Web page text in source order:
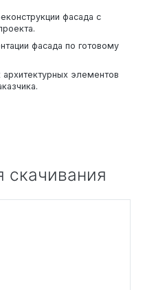
фасада с
фасада по готовому
элементов
скачивания